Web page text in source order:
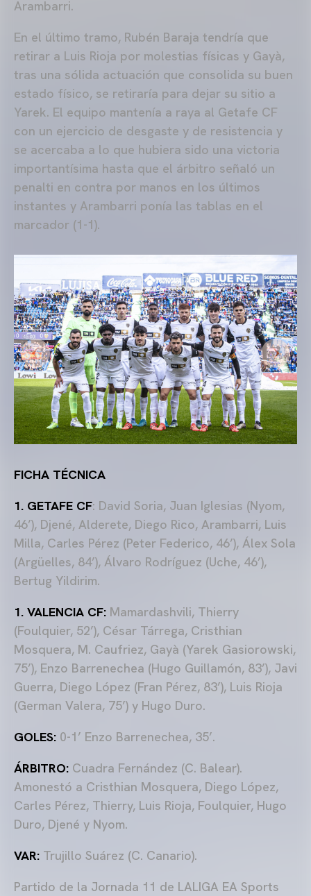
Arambarri.
En el último tramo, Rubén Baraja tendría que
retirar a Luis Rioja por molestias físicas y Gayà,
tras una sólida actuación que consolida su buen
estado físico, se retiraría para dejar su sitio a
Yarek. El equipo mantenía a raya al Getafe CF
con un ejercicio de desgaste y de resistencia y
se acercaba a lo que hubiera sido una victoria
importantísima hasta que el árbitro señaló un
penalti en contra por manos en los últimos
instantes y Arambarri ponía las tablas en el
marcador (1-1).
FICHA TÉCNICA
1. GETAFE CF: David Soria, Juan Iglesias (Nyom,
46’), Djené, Alderete, Diego Rico, Arambarri, Luis
Milla, Carles Pérez (Peter Federico, 46’), Álex Sola
(Argüelles, 84’), Álvaro Rodríguez (Uche, 46’),
Bertug Yildirim.
1. VALENCIA CF: Mamardashvili, Thierry
(Foulquier, 52’), César Tárrega, Cristhian
Mosquera, M. Caufriez, Gayà (Yarek Gasiorowski,
75’), Enzo Barrenechea (Hugo Guillamón, 83’), Javi
Guerra, Diego López (Fran Pérez, 83’), Luis Rioja
(German Valera, 75’) y Hugo Duro.
GOLES: 0-1’ Enzo Barrenechea, 35’.
ÁRBITRO: Cuadra Fernández (C. Balear).
Amonestó a Cristhian Mosquera, Diego López,
Carles Pérez, Thierry, Luis Rioja, Foulquier, Hugo
Duro, Djené y Nyom.
VAR: Trujillo Suárez (C. Canario).
Partido de la Jornada 11 de LALIGA EA Sports